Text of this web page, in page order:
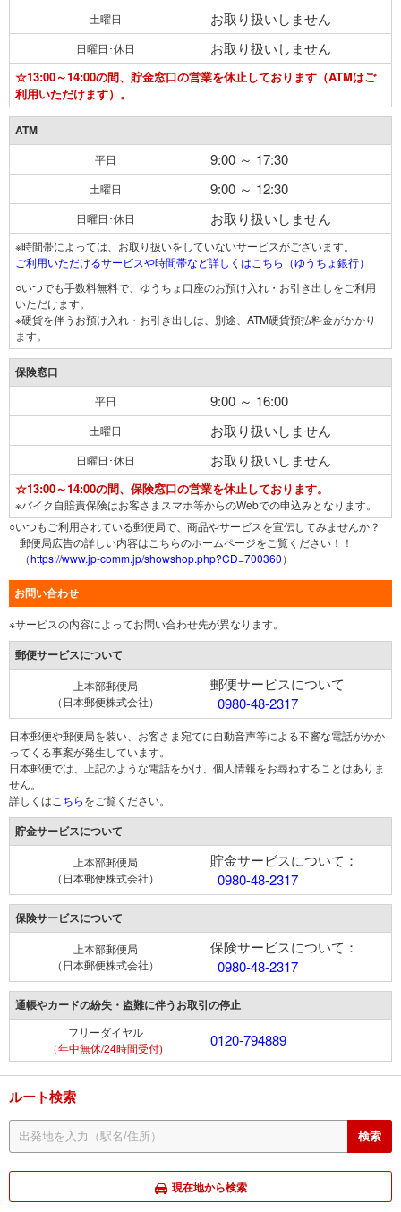
土曜日 お取り扱いしません
日曜日･休日 お取り扱いしません
☆13:00～14:00の間、貯金窓口の営業を休止しております（ATMはご
利用いただけます）。
ATM
平日 9:00 ～ 17:30
土曜日 9:00 ～ 12:30
日曜日･休日 お取り扱いしません
※時間帯によっては、お取り扱いをしていないサービスがございます。
ご利用いただけるサービスや時間帯など詳しくはこちら（ゆうちょ銀行）
○いつでも手数料無料で、ゆうちょ口座のお預け入れ・お引き出しをご利用
いただけます。
※硬貨を伴うお預け入れ・お引き出しは、別途、ATM硬貨預払料金がかかり
ます。
保険窓口
平日 9:00 ～ 16:00
土曜日 お取り扱いしません
日曜日･休日 お取り扱いしません
☆13:00～14:00の間、保険窓口の営業を休止しております。
※バイク自賠責保険はお客さまスマホ等からのWebでの申込みとなります。
○いつもご利用されている郵便局で、商品やサービスを宣伝してみませんか？
郵便局広告の詳しい内容はこちらのホームページをご覧ください！！
（https://www.jp-comm.jp/showshop.php?CD=700360）
お問い合わせ
※サービスの内容によってお問い合わせ先が異なります。
郵便サービスについて
上本部郵便局
（日本郵便株式会社）
郵便サービスについて
0980-48-2317
日本郵便や郵便局を装い、お客さま宛てに自動音声等による不審な電話がかか
ってくる事案が発生しています。
日本郵便では、上記のような電話をかけ、個人情報をお尋ねすることはありま
せん。
詳しくは こちらをご覧ください。
貯金サービスについて
上本部郵便局
（日本郵便株式会社）
貯金サービスについて：
0980-48-2317
保険サービスについて
上本部郵便局
（日本郵便株式会社）
保険サービスについて：
0980-48-2317
通帳やカードの紛失・盗難に伴うお取引の停止
フリーダイヤル
（年中無休/24時間受付)
0120-794889
ルート検索
現在地から検索